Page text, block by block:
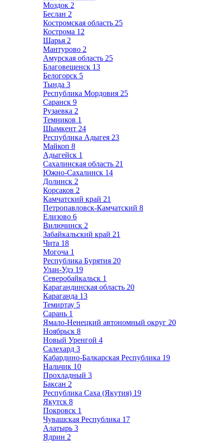
Моздок 2
Беслан 2
Костромская область 25
Кострома 12
Шарья 2
Мантурово 2
Амурская область 25
Благовещенск 13
Белогорск 5
Тында 3
Республика Мордовия 25
Саранск 9
Рузаевка 2
Темников 1
Шымкент 24
Республика Адыгея 23
Майкоп 8
Адыгейск 1
Сахалинская область 21
Южно-Сахалинск 14
Долинск 2
Корсаков 2
Камчатский край 21
Петропавловск-Камчатский 8
Елизово 6
Вилючинск 2
Забайкальский край 21
Чита 18
Могоча 1
Республика Бурятия 20
Улан-Удэ 19
Северобайкальск 1
Карагандинская область 20
Караганда 13
Темиртау 5
Сарань 1
Ямало-Ненецкий автономный округ 20
Ноябрьск 8
Новый Уренгой 4
Салехард 3
Кабардино-Балкарская Республика 19
Нальчик 10
Прохладный 3
Баксан 2
Республика Саха (Якутия) 19
Якутск 8
Покровск 1
Чувашская Республика 17
Алатырь 3
Ядрин 2